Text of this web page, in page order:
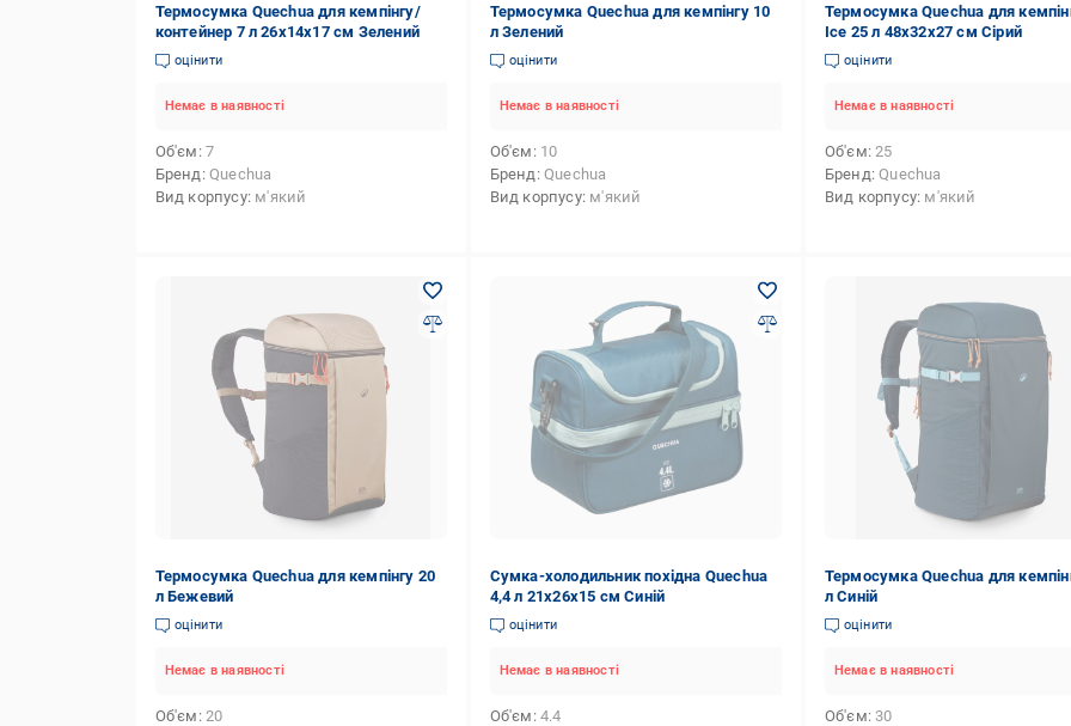
Термосумка Quechua для кемпінгу/
контейнер 7 л 26x14x17 см Зелений
оцінити
Немає в наявності
Об'єм 7
Бренд Quechua
Вид корпусу м'який
Термосумка Quechua для кемпінгу 10
л Зелений
оцінити
Немає в наявності
Об'єм 10
Бренд Quechua
Вид корпусу м'який
Термосумка Quechua для
Ice 25 л 48х32х27 см Сірий
оцінити
Немає в наявності
Об'єм 25
Бренд Quechua
Вид корпусу м'який
Термосумка Quechua для кемпінгу 20
л Бежевий
оцінити
Немає в наявності
Об'єм 20
Сумка-холодильник похідна Quechua
4,4 л 21х26х15 см Синій
оцінити
Немає в наявності
Об'єм 4.4
Термосумка Quechua для
л Синій
оцінити
Немає в наявності
Об'єм 30